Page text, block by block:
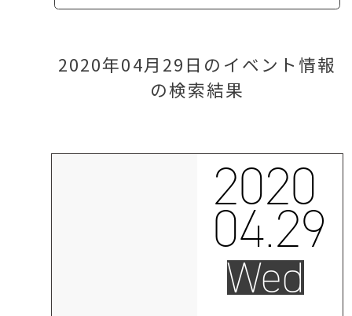
2020年04月29日のイベント情報
の検索結果
2020
04.29
Wed